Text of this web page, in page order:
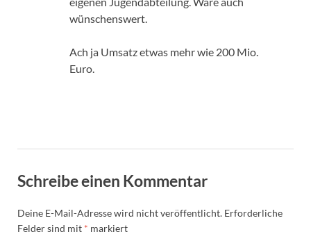
wünschenswert.
Ach ja Umsatz etwas mehr wie 200 Mio.
Euro.
Schreibe einen Kommentar
Deine E-Mail-Adresse wird nicht veröffentlicht. Erforderliche
Felder sind mit * markiert